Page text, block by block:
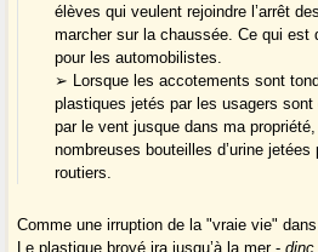
élèves qui veulent rejoindre l’arrêt
marcher sur la chaussée. Ce qui est
pour les automobilistes.
➢ Lorsque les accotements sont
plastiques jetés par les usagers
par le vent jusque dans ma
nombreuses bouteilles d’urine
routiers.
Comme une irruption de la "vraie vie"
Le plastique broyé ira jusqu’à la mer -dinc